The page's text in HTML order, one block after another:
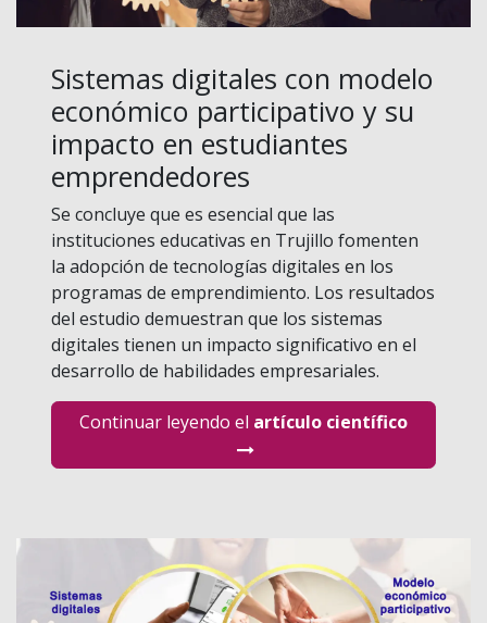
Sistemas digitales con modelo
económico participativo y su
impacto en estudiantes
emprendedores
Se concluye que es esencial que las
instituciones educativas en Trujillo fomenten
la adopción de tecnologías digitales en los
programas de emprendimiento. Los resultados
del estudio demuestran que los sistemas
digitales tienen un impacto significativo en el
desarrollo de habilidades empresariales.
Continuar leyendo el artículo científico